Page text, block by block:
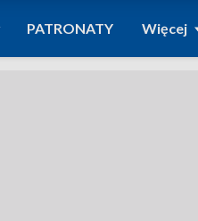
PATRONATY Więcej